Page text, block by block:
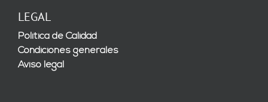
LEGAL
Política de Calidad
Condiciones generales
Aviso legal